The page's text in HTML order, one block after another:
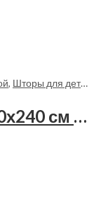
, Шторы для детской
Комплект штор бархат 150х240 см — 2 шт — 70138 в спальню